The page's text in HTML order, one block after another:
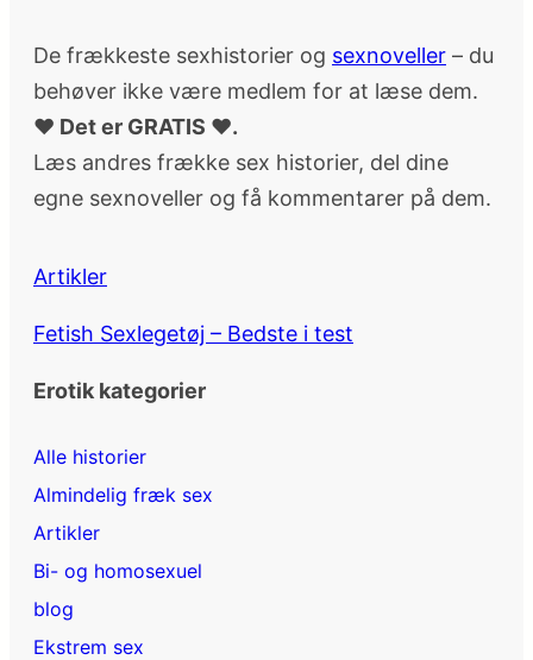
De frækkeste sexhistorier og sexnoveller – du
behøver ikke være medlem for at læse dem.
♥ Det er GRATIS ♥.
Læs andres frække sex historier, del dine
egne sexnoveller og få kommentarer på dem.
Artikler
Fetish Sexlegetøj – Bedste i test
Erotik kategorier
Alle historier
Almindelig fræk sex
Artikler
Bi- og homosexuel
blog
Ekstrem sex